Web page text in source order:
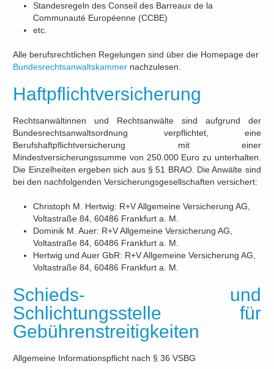
Standesregeln des Conseil des Barreaux de la
Communauté Européenne (CCBE)
etc.
Alle berufsrechtlichen Regelungen sind über die Homepage der
Bundesrechtsanwaltskammer nachzulesen.
Haftpflichtversicherung
Rechtsanwältinnen und Rechtsanwälte sind aufgrund der
Bundesrechtsanwaltsordnung verpflichtet, eine
Berufshaftpflichtversicherung mit einer
Mindestversicherungssumme von 250.000 Euro zu unterhalten.
Die Einzelheiten ergeben sich aus § 51 BRAO. Die Anwälte sind
bei den nachfolgenden Versicherungsgesellschaften versichert:
Christoph M. Hertwig: R+V Allgemeine Versicherung AG,
Voltastraße 84, 60486 Frankfurt a. M.
Dominik M. Auer: R+V Allgemeine Versicherung AG,
Voltastraße 84, 60486 Frankfurt a. M.
Hertwig und Auer GbR: R+V Allgemeine Versicherung AG,
Voltastraße 84, 60486 Frankfurt a. M.
Schieds- und
Schlichtungsstelle für
Gebührenstreitigkeiten
Allgemeine Informationspflicht nach § 36 VSBG